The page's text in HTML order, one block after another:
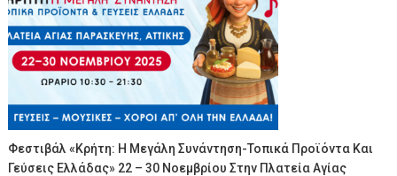
Φεστιβάλ «Κρήτη: Η Μεγάλη Συνάντηση-Τοπικά Προϊόντα Και
Γεύσεις Ελλάδας» 22 – 30 Νοεμβρίου Στην Πλατεία Αγίας